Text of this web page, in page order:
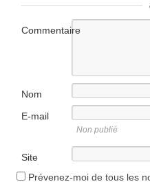
Commentaire
Nom
E-mail
Non publié
Site
internet
Prévenez-moi de tous les